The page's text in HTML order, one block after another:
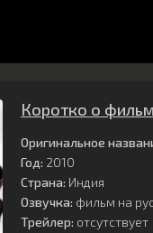
Коротко о
Оригинальное
Год: 2010
Страна: Индия
Озвучка: фильм на
Трейлер: отсутствует